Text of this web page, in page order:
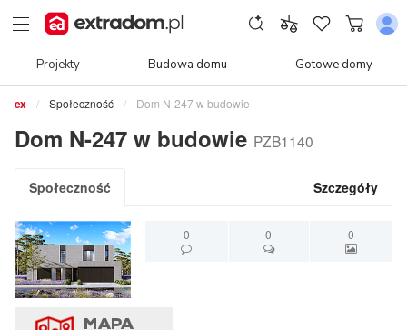
Projekty Budowa domu Gotowe domy
Społeczność Dom N-247 w budowie
Dom N-247 w budowie PZB1140
Społeczność Szczegóły
0 0 0